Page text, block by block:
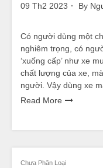
09 Th2 2023 By
Có người dùng một
nghiêm trọng, có
‘xuống cấp’ như xe
chất lượng của xe,
người. Vậy dùng xe
Read More
Chưa Phân Loại